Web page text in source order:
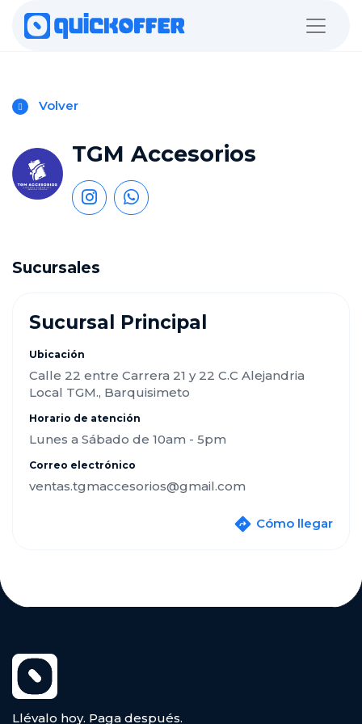
Volver
TGM Accesorios
Sucursales
Sucursal Principal
Ubicación
Calle 22 entre Carrera 21 y 22 C.C Alejandria
Local TGM., Barquisimeto
Horario de atención
Lunes a Sábado de 10am - 5pm
Correo electrónico
ventas.tgmaccesorios@gmail.com
Cómo llegar
Llévalo hoy. Paga después.